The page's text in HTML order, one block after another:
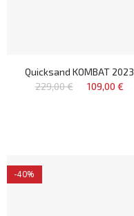
Quicksand KOMBAT 2023
229,00 €
109,00 €
-40%